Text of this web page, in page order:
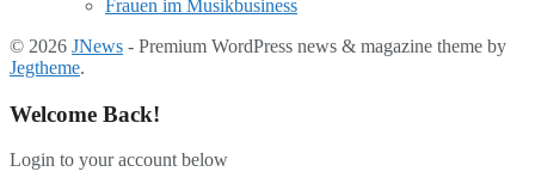
Frauen im Musikbusiness
© 2026 JNews - Premium WordPress news & magazine theme by
Jegtheme.
Welcome Back!
Login to your account below